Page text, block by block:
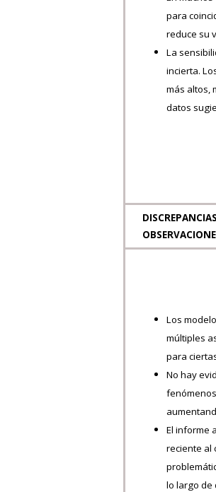
para
reduce su
La
incierta.
más altos,
datos
Los
múltiples
para
No hay
El informe
reciente al
lo largo de